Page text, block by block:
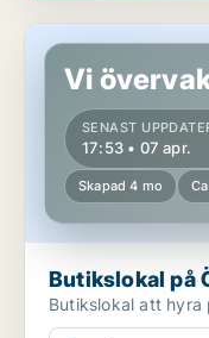
Butikslokal på
Vi
SENAST
17:53 • 07 apr.
Skapad 4 mo
Butikslokal på
Butikslokal att hyra